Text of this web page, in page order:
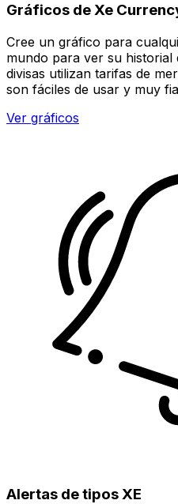
Gráficos de Xe
Cree un gráfico para
mundo para ver su historial
divisas utilizan tarifas de
son fáciles de usar y muy
Ver gráficos
Alertas de tipos XE